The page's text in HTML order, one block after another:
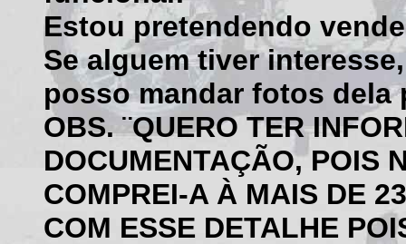
Estou pretendendo
Se alguem tiver
posso mandar fotos dela
OBS. ¨QUERO TER
DOCUMENTAÇÃO, POIS
COMPREI-A À MAIS DE
COM ESSE DETALHE